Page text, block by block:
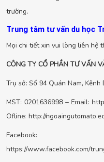
trường.
Trung tâm tư vấn du học
Mọi chi tiết xin vui lòng liên hệ
CÔNG TY CỔ PHẦN TƯ VẤN
Trụ sở: Số 94 Quán Nam, Kênh
MST: 0201636998 – Email:
Ofline: http://
Facebook:
https://www.facebook.com/